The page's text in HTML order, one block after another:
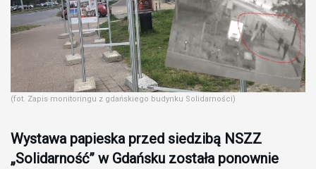
(fot. Zapis monitoringu z gdańskiego budynku Solidarności)
Wystawa papieska przed siedzibą NSZZ
„Solidarność” w Gdańsku została ponownie